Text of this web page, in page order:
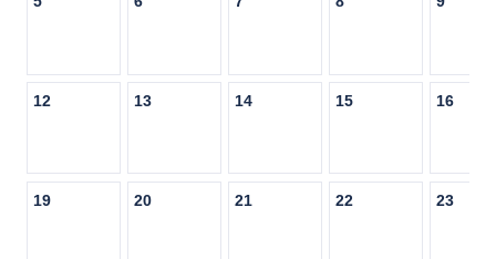
12 13 14 15 16
19 20 21 22 23